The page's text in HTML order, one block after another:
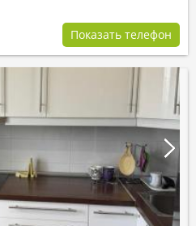
Показать телефон